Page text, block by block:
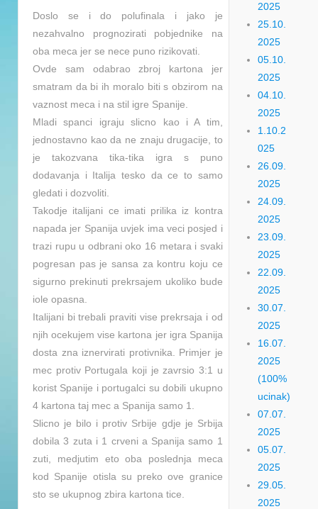
Doslo se i do polufinala i jako je
nezahvalno prognozirati pobjednike na
oba meca jer se nece puno rizikovati.
Ovde sam odabrao zbroj kartona jer
smatram da bi ih moralo biti s obzirom na
vaznost meca i na stil igre Spanije.
Mladi spanci igraju slicno kao i A tim,
jednostavno kao da ne znaju drugacije, to
je takozvana tika-tika igra s puno
dodavanja i Italija tesko da ce to samo
gledati i dozvoliti.
Takodje italijani ce imati prilika iz kontra
napada jer Spanija uvjek ima veci posjed i
trazi rupu u odbrani oko 16 metara i svaki
pogresan pas je sansa za kontru koju ce
sigurno prekinuti prekrsajem ukoliko bude
iole opasna.
Italijani bi trebali praviti vise prekrsaja i od
njih ocekujem vise kartona jer igra Spanija
dosta zna iznervirati protivnika. Primjer je
mec protiv Portugala koji je zavrsio 3:1 u
korist Spanije i portugalci su dobili ukupno
4 kartona taj mec a Spanija samo 1.
Slicno je bilo i protiv Srbije gdje je Srbija
dobila 3 zuta i 1 crveni a Spanija samo 1
zuti, medjutim eto oba poslednja meca
kod Spanije otisla su preko ove granice
sto se ukupnog zbira kartona tice.
2025
25.10.
2025
05.10.
2025
04.10.
2025
1.10.2
025
26.09.
2025
24.09.
2025
23.09.
2025
22.09.
2025
30.07.
2025
16.07.
2025
(100%
ucinak)
07.07.
2025
05.07.
2025
29.05.
2025